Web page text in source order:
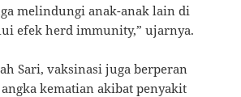
melindungi anak-anak lain di
efek herd immunity,” ujarnya.
Sari, vaksinasi juga berperan
kematian akibat penyakit